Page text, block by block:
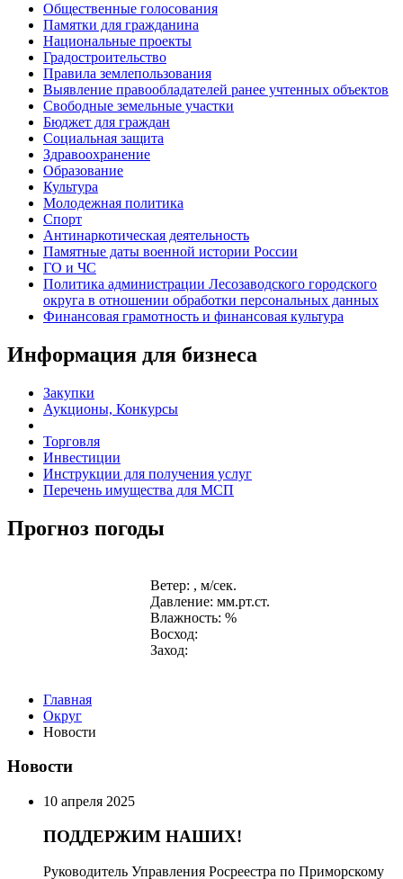
Общественные голосования
Памятки для гражданина
Национальные проекты
Градостроительство
Правила землепользования
Выявление правообладателей ранее учтенных объектов
Свободные земельные участки
Бюджет для граждан
Социальная защита
Здравоохранение
Образование
Культура
Молодежная политика
Спорт
Антинаркотическая деятельность
Памятные даты военной истории России
ГО и ЧС
Политика администрации Лесозаводского городского
округа в отношении обработки персональных данных
Финансовая грамотность и финансовая культура
Информация для бизнеса
Закупки
Аукционы, Конкурсы
Торговля
Инвестиции
Инструкции для получения услуг
Перечень имущества для МСП
Прогноз погоды
Ветер: , м/сек.
Давление: мм.рт.ст.
Влажность: %
Восход:
Заход:
Главная
Округ
Новости
Новости
10 апреля 2025
ПОДДЕРЖИМ НАШИХ!
Руководитель Управления Росреестра по Приморскому